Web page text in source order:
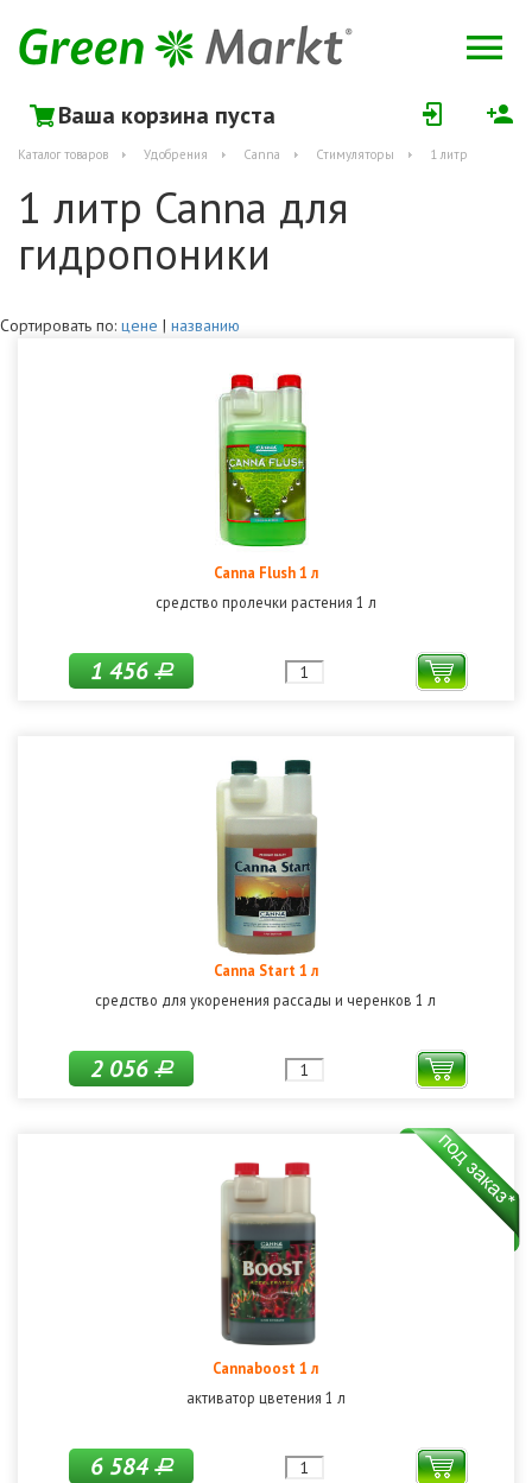
Ваша корзина пуста
Каталог товаров Удобрения Canna Стимуляторы 1 литр
1 литр Canna для
гидропоники
Сортировать по: цене | названию
Canna Flush 1 л
средство пролечки растения 1 л
1 456Р
Canna Start 1 л
средство для укоренения рассады и черенков 1 л
2 056Р
Cannaboost 1 л
активатор цветения 1 л
6 584Р